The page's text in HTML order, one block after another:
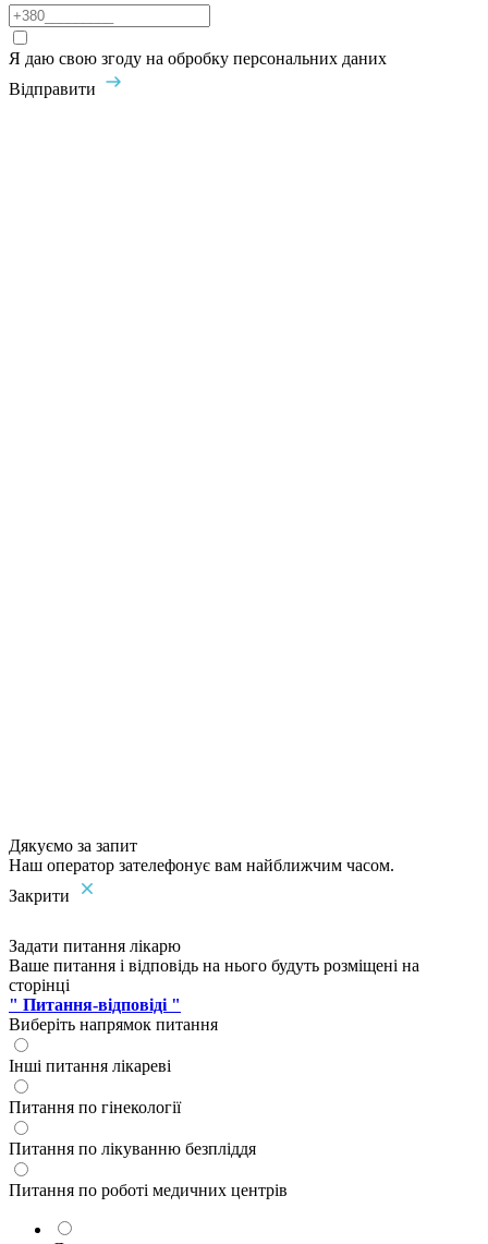
Я даю свою згоду на обробку персональних даних
Відправити
Дякуємо за запит
Наш оператор зателефонує вам найближчим часом.
Закрити
Задати питання лікарю
Ваше питання і відповідь на нього будуть розміщені на
сторінці
" Питання-відповіді "
Виберіть напрямок питання
Інші питання лікареві
Питання по гінекології
Питання по лікуванню безпліддя
Питання по роботі медичних центрів